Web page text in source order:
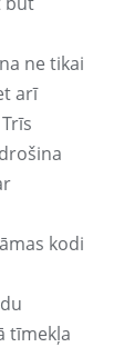
ne tikai
arī
kodi
tīmekļa